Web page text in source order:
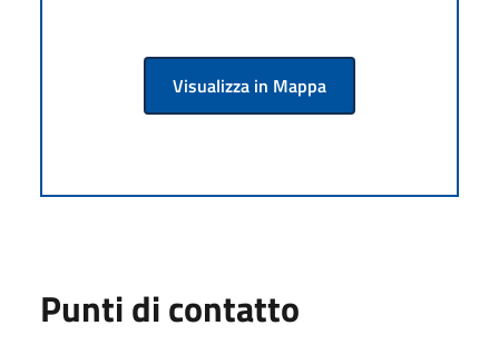
Visualizza in Mappa
Punti di contatto